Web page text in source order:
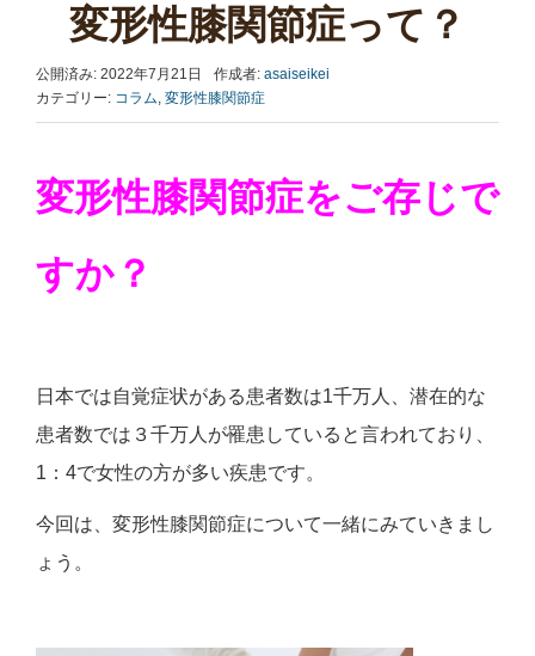
変形性膝関節症って？
公開済み: 2022年7月21日 作成者: asaiseikei
カテゴリー: コラム 変形性膝関節症
変形性膝関節症をご存じで
すか？
日本では自覚症状がある患者数は1千万人、潜在的な
患者数では３千万人が罹患していると言われており、
1：4で女性の方が多い疾患です。
今回は、変形性膝関節症について一緒にみていきまし
ょう。